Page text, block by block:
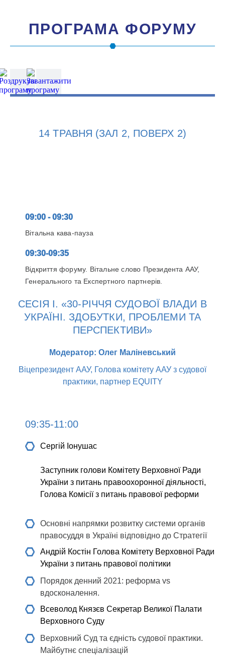
ПРОГРАМА ФОРУМУ
14 ТРАВНЯ (ЗАЛ 2, ПОВЕРХ 2)
09:00 - 09:30
Вітальна кава-пауза
09:30-09:35
Відкриття форуму. Вітальне слово Президента ААУ,
Генерального та Експертного партнерів.
СЕСІЯ I. «30-РІЧЧЯ СУДОВОЇ ВЛАДИ В
УКРАЇНІ. ЗДОБУТКИ, ПРОБЛЕМИ ТА
ПЕРСПЕКТИВИ»
Модератор: Олег Маліневський
Віцепрезидент ААУ, Голова комітету ААУ з судової
практики, партнер EQUITY
09:35-11:00
Сергій Іонушас
Заступник голови Комітету Верховної Ради
України з питань правоохоронної діяльності,
Голова Комісії з питань правової реформи
Основні напрямки розвитку системи органів
правосуддя в Україні відповідно до Стратегії
Андрій Костін Голова Комітету Верховної Ради
України з питань правової політики
Порядок денний 2021: реформа vs
вдосконалення.
Всеволод Князєв Секретар Великої Палати
Верховного Суду
Верховний Суд та єдність судової практики.
Майбутнє спеціалізацій